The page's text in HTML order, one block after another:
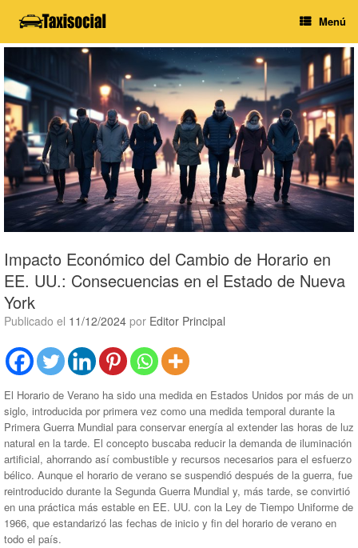
Menú
Impacto Económico del Cambio de Horario en
EE. UU.: Consecuencias en el Estado de Nueva
York
Publicado el 11/12/2024 por Editor Principal
El Horario de Verano ha sido una medida en Estados Unidos por más de un
siglo, introducida por primera vez como una medida temporal durante la
Primera Guerra Mundial para conservar energía al extender las horas de luz
natural en la tarde. El concepto buscaba reducir la demanda de iluminación
artificial, ahorrando así combustible y recursos necesarios para el esfuerzo
bélico. Aunque el horario de verano se suspendió después de la guerra, fue
reintroducido durante la Segunda Guerra Mundial y, más tarde, se convirtió
en una práctica más estable en EE. UU. con la Ley de Tiempo Uniforme de
1966, que estandarizó las fechas de inicio y fin del horario de verano en
todo el país.